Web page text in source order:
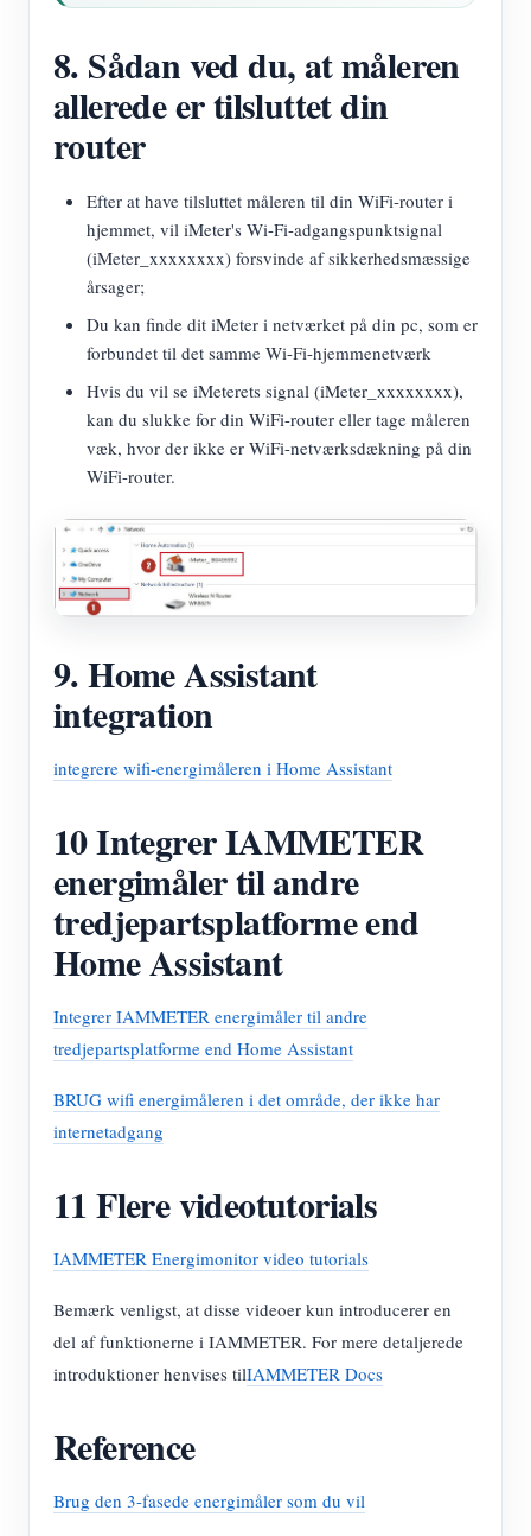
8. Sådan ved du, at måleren
allerede er tilsluttet din
router
Efter at have tilsluttet måleren til din WiFi-router i
hjemmet, vil iMeter's Wi-Fi-adgangspunktsignal
(iMeter_xxxxxxxx) forsvinde af sikkerhedsmæssige
årsager;
Du kan finde dit iMeter i netværket på din pc, som er
forbundet til det samme Wi-Fi-hjemmenetværk
Hvis du vil se iMeterets signal (iMeter_xxxxxxxx),
kan du slukke for din WiFi-router eller tage måleren
væk, hvor der ikke er WiFi-netværksdækning på din
WiFi-router.
9. Home Assistant
integration
integrere wifi-energimåleren i Home Assistant
10 Integrer IAMMETER
energimåler til andre
tredjepartsplatforme end
Home Assistant
Integrer IAMMETER energimåler til andre
tredjepartsplatforme end Home Assistant
BRUG wifi energimåleren i det område, der ikke har
internetadgang
11 Flere videotutorials
IAMMETER Energimonitor video tutorials
Bemærk venligst, at disse videoer kun introducerer en
del af funktionerne i IAMMETER. For mere detaljerede
introduktioner henvises tilIAMMETER Docs
Reference
Brug den 3-fasede energimåler som du vil